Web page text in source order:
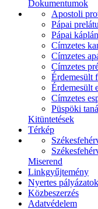
Dokumentumok
Apostoli
Pápai
Pápai
Címzetes
Címzetes
Címzetes
Érdemesült
Érdemesült
Címzetes
Püspöki
Kitüntetések
Térkép
Miserend
Linkgyűjtemény
Nyertes pályázatok
Közbeszerzés
Adatvédelem